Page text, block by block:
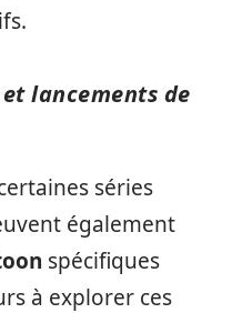
lancements de
séries
également
spécifiques
à explorer ces